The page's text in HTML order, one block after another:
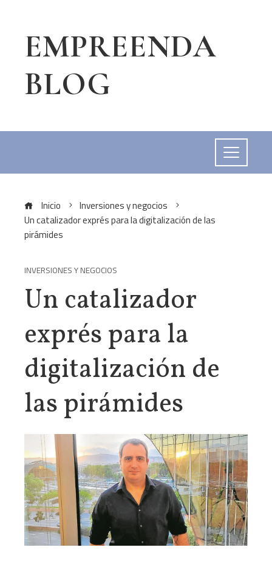
EMPREENDA
BLOG
Inicio
Inversiones y negocios
Un catalizador exprés para la digitalización de las
pirámides
INVERSIONES Y NEGOCIOS
Un catalizador
exprés para la
digitalización de
las pirámides